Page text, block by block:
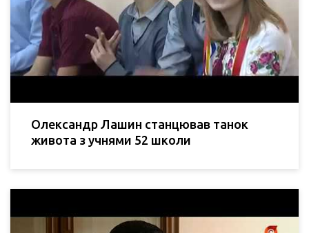
Олександр Лашин станцював танок
живота з учнями 52 школи